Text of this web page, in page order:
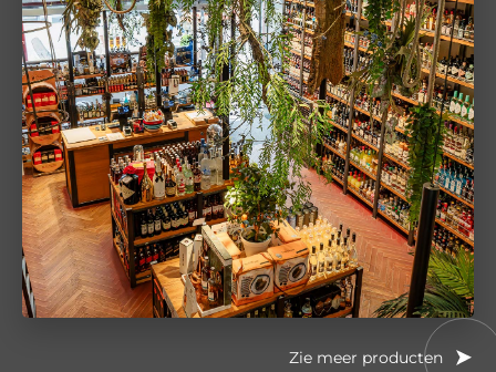
Zie meer producten